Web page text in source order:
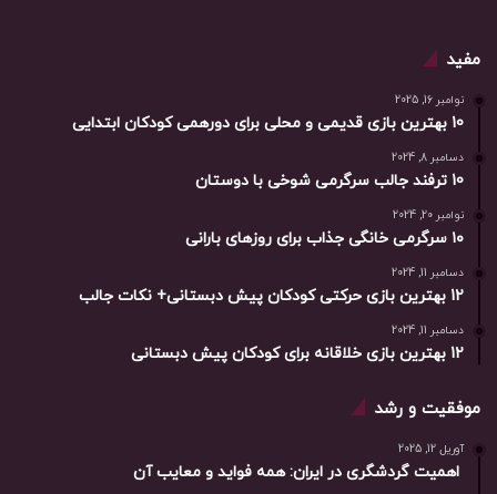
مفید
نوامبر 16, 2025
10 بهترین بازی‌ قدیمی و محلی برای دورهمی کودکان ابتدایی
دسامبر 8, 2024
10 ترفند جالب سرگرمی شوخی با دوستان
نوامبر 20, 2024
۱۰ سرگرمی خانگی جذاب برای روزهای بارانی
دسامبر 11, 2024
12 بهترین بازی حرکتی کودکان پیش دبستانی+ نکات جالب
دسامبر 11, 2024
12 بهترین بازی خلاقانه برای کودکان پیش دبستانی
موفقیت و رشد
آوریل 12, 2025
اهمیت گردشگری در ایران: همه فواید و معایب آن